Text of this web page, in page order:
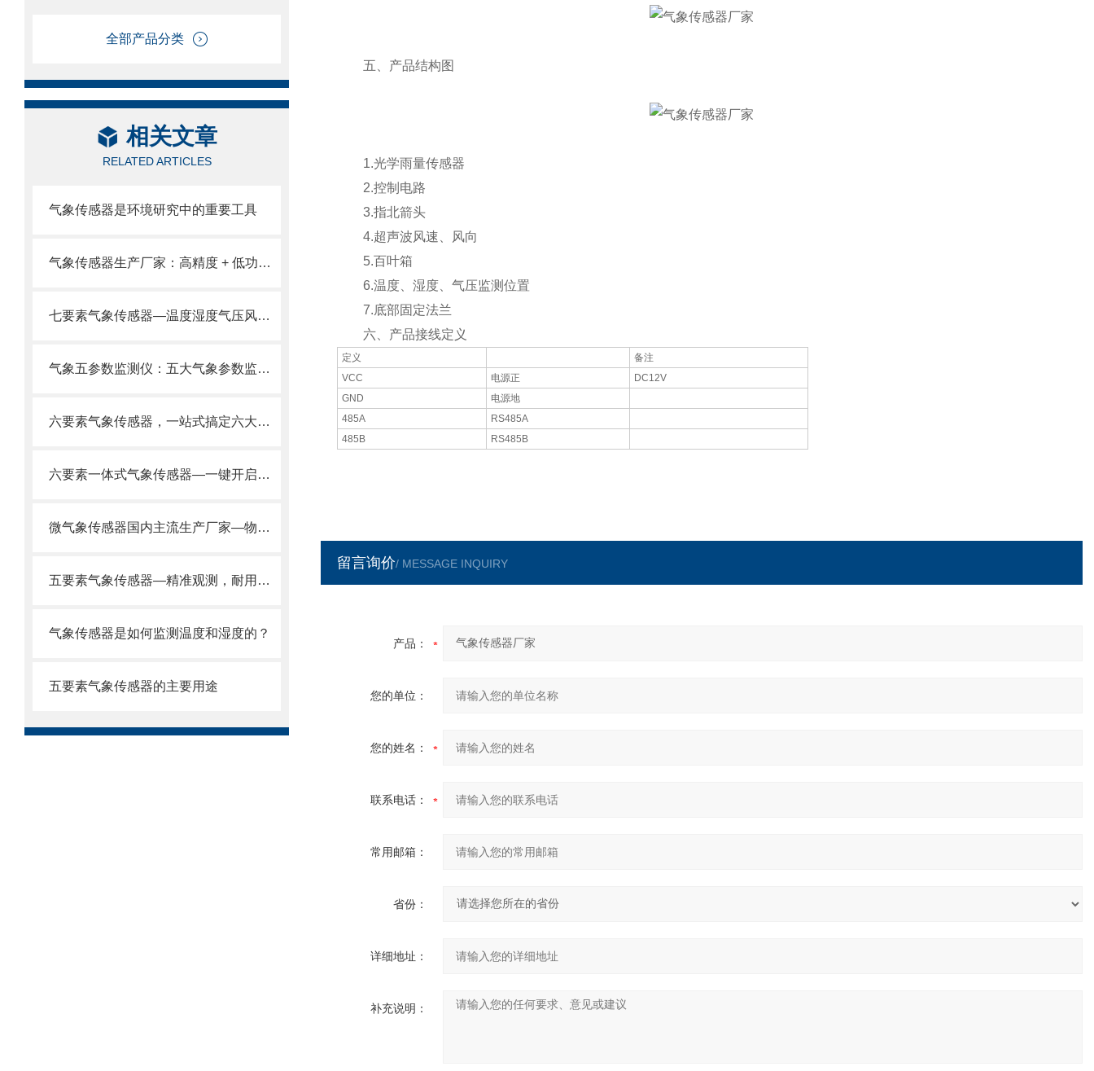
全部产品分类
相关文章
RELATED ARTICLES
气象传感器是环境研究中的重要工具
气象传感器生产厂家：高精度 + 低功耗，适配多场景监测需求。
七要素气象传感器—温度湿度气压风速风向雨量和光照七大要素监测于一身。
气象五参数监测仪：五大气象参数监测功能融合，小巧机身蕴含*功能
六要素气象传感器，一站式搞定六大气象要素监测！
六要素一体式气象传感器—一键开启即可同时监测气象六要素操作简单便捷。
微气象传感器国内主流生产厂家—物超所值让人满意2025全+境+派+送
五要素气象传感器—精准观测，耐用免维护的一体化微气象传感器@风途推送
气象传感器是如何监测温度和湿度的？
五要素气象传感器的主要用途
五、产品结构图
1.光学雨量传感器
2.控制电路
3.指北箭头
4.超声波风速、风向
5.百叶箱
6.温度、湿度、气压监测位置
7.底部固定法兰
六、产品接线定义
定义
备注
VCC
电源正
DC12V
GND
电源地
485A
RS485A
485B
RS485B
留言询价/ MESSAGE INQUIRY
产品：
您的单位：
您的姓名：
联系电话：
常用邮箱：
省份：
详细地址：
补充说明：